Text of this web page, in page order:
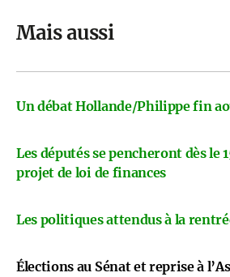
Mais aussi
Un débat Hollande/Philippe fin
Les députés se pencheront dès le
projet de loi de finances
Les politiques attendus à la
Élections au Sénat et reprise à